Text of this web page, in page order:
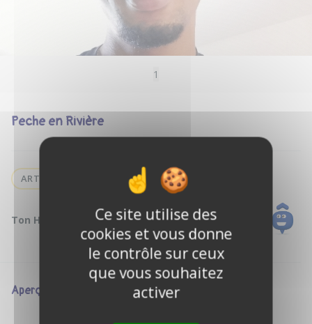
1
Peche en Rivière
ART
Ton Hôte : Kevin o.
Aperçu
Ce site utilise des
cookies et vous donne
le contrôle sur ceux
que vous souhaitez
activer